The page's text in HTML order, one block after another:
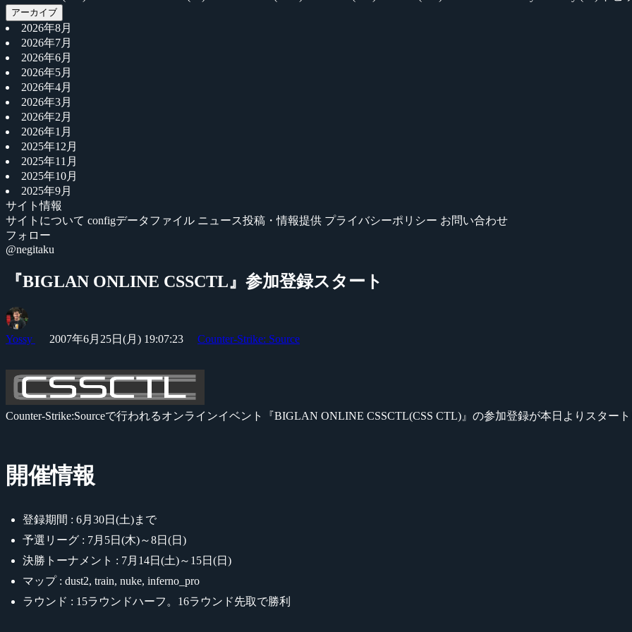
アーカイブ
2026年8月
2026年7月
2026年6月
2026年5月
2026年4月
2026年3月
2026年2月
2026年1月
2025年12月
2025年11月
2025年10月
2025年9月
サイト情報
サイトについて configデータファイル ニュース投稿・情報提供 プライバシーポリシー お問い合わせ
フォロー
@negitaku
『BIGLAN ONLINE CSSCTL』参加登録スタート
Yossy 2007年6月25日(月) 19:07:23 Counter-Strike: Source
Counter-Strike:Sourceで行われるオンラインイベント『BIGLAN ONLINE CSSCTL(CSS CTL)』の参加登録が本日よりスタート
開催情報
登録期間 : 6月30日(土)まで
予選リーグ : 7月5日(木)～8日(日)
決勝トーナメント : 7月14日(土)～15日(日)
マップ : dust2, train, nuke, inferno_pro
ラウンド : 15ラウンドハーフ。16ラウンド先取で勝利